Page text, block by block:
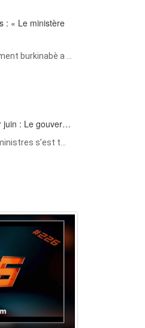
: « Le ministère
burkinabè a …
juin : Le gouver…
s’est t…